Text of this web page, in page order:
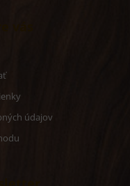
údajov